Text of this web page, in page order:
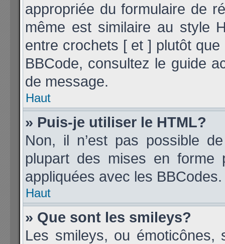
appropriée du formulaire de
même est similaire au style
entre crochets [ et ] plutôt
BBCode, consultez le guide
de message.
Haut
» Puis-je utiliser le HTML?
Non, il n’est pas possible
plupart des mises en forme
appliquées avec les BBCodes.
Haut
» Que sont les smileys?
Les smileys, ou émoticônes,